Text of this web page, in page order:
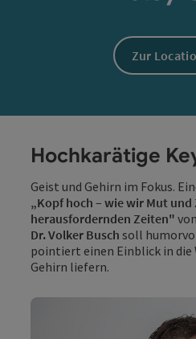
Zur
Hochkarätige
Geist und Gehirn im Fokus.
„Kopf hoch – wie wir Mut
herausfordernden Zeiten"
Dr. Volker Busch soll
pointiert einen Einblick in die
Gehirn liefern.
Dr.